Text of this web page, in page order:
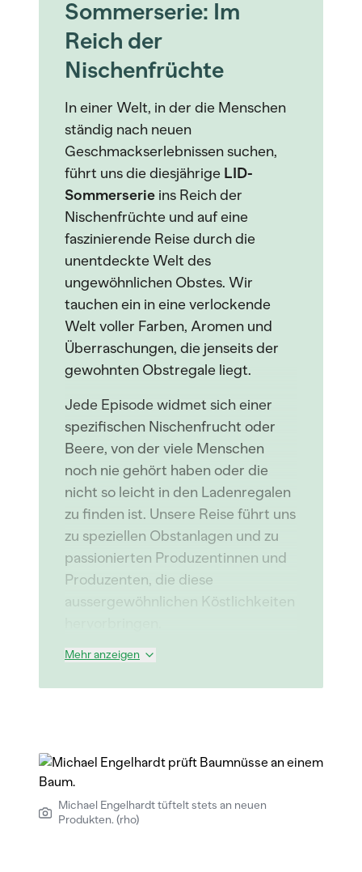
Sommerserie: Im
Reich der
Nischenfrüchte
In einer Welt, in der die Menschen
ständig nach neuen
Geschmackserlebnissen suchen,
führt uns die diesjährige LID-
Sommerserie ins Reich der
Nischenfrüchte und auf eine
faszinierende Reise durch die
unentdeckte Welt des
ungewöhnlichen Obstes. Wir
tauchen ein in eine verlockende
Welt voller Farben, Aromen und
Überraschungen, die jenseits der
gewohnten Obstregale liegt.
Jede Episode widmet sich einer
spezifischen Nischenfrucht oder
Beere, von der viele Menschen
noch nie gehört haben oder die
nicht so leicht in den Ladenregalen
zu finden ist. Unsere Reise führt uns
zu speziellen Obstanlagen und zu
passionierten Produzentinnen und
Produzenten, die diese
aussergewöhnlichen Köstlichkeiten
Mehr anzeigen
Michael Engelhardt tüftelt stets an neuen
Produkten. (rho)